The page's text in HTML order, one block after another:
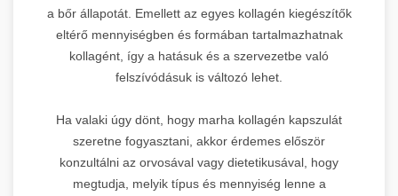
a bőr állapotát. Emellett az egyes kollagén kiegészítők
eltérő mennyiségben és formában tartalmazhatnak
kollagént, így a hatásuk és a szervezetbe való
felszívódásuk is változó lehet.
Ha valaki úgy dönt, hogy marha kollagén kapszulát
szeretne fogyasztani, akkor érdemes először
konzultálni az orvosával vagy dietetikusával, hogy
megtudja, melyik típus és mennyiség lenne a